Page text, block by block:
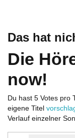
Das hat
Die
now!
Du hast 5 Votes pro
eigene Titel
Verlauf einzelner